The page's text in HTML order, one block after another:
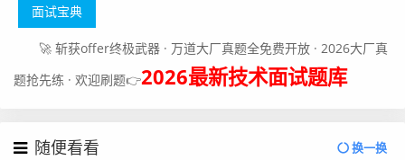
import org.commom.mapper.user.model.UserDTO;
public class UserContext {
	private static ThreadLocal<UserDTO> userH
	public static void setUser(UserDTO loginU
面试宝典
🚀 斩获offer终极武器 · 万道大厂真题全免费开放 · 2026大厂真
题抢先练 · 欢迎刷题👉2026最新技术面试题库
随便看看 换一换